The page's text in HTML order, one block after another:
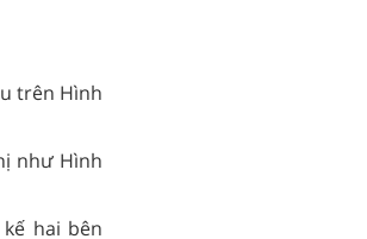
trên Hình
như Hình
hai bên